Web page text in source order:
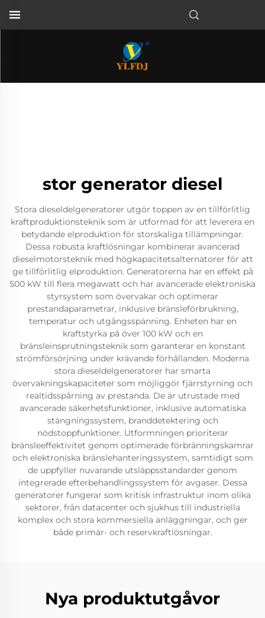
stor generator diesel
Stora dieseldelgeneratorer utgör toppen av en tillförlitlig
kraftproduktionsteknik som är utformad för att leverera en
betydande elproduktion för storskaliga tillämpningar.
Dessa robusta kraftlösningar kombinerar avancerad
dieselmotorsteknik med högkapacitetsalternatorer för att
ge tillförlitlig elproduktion. Generatorerna har en effekt på
500 kW till flera megawatt och har avancerade elektroniska
styrsystem som övervakar och optimerar
prestandaparametrar, inklusive bränsleförbrukning,
temperatur och utgångsspänning. Enheten har en
kraftstyrka på över 100 kW och en
bränsleinsprutningsteknik som garanterar en konstant
strömförsörjning under krävande förhållanden. Moderna
stora dieseldelgeneratorer har smarta
övervakningskapaciteter som möjliggör fjärrstyrning och
realtidsspårning av prestanda. De är utrustade med
avancerade säkerhetsfunktioner, inklusive automatiska
stängningssystem, branddetektering och
nödstoppfunktioner. Utformningen prioriterar
bränsleeffektivitet genom optimerade förbränningskamrar
och elektroniska bränslehanteringssystem, samtidigt som
de uppfyller nuvarande utsläppsstandarder genom
integrerade efterbehandlingssystem för avgaser. Dessa
generatorer fungerar som kritisk infrastruktur inom olika
sektorer, från datacenter och sjukhus till industriella
komplex och stora kommersiella anläggningar, och ger
både primär- och reservkraftlösningar.
Nya produktutgåvor